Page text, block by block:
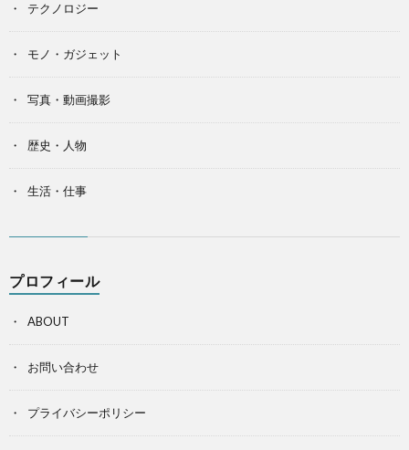
テクノロジー
モノ・ガジェット
写真・動画撮影
歴史・人物
生活・仕事
プロフィール
ABOUT
お問い合わせ
プライバシーポリシー